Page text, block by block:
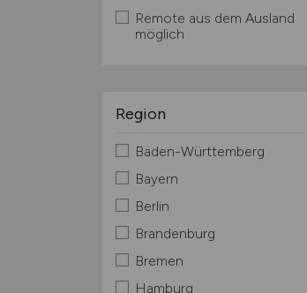
Remote aus dem Ausland
möglich
Region
Baden-Württemberg
Bayern
Berlin
Brandenburg
Bremen
Hamburg